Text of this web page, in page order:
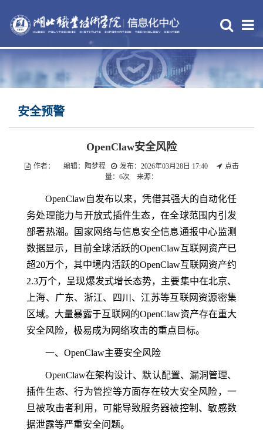
安全预警
OpenClaw安全风险
作者： 编辑：陶梦程 发布：2026年03月28日 17:40
点击
量： 6次 来源：
OpenClaw自发布以来，凭借其强大的自动化任
务处理能力与开放式插件生态，在全球范围内引发
部署热潮。国家网络与信息安全信息通报中心监测
数据显示，目前全球活跃的OpenClaw互联网资产已
超20万个，其中境内活跃的OpenClaw互联网资产约
2.3万个，呈现爆发式增长态势，主要集中在北京、
上海、广东、浙江、四川、江苏等互联网资源密集
区域。大量暴露于互联网的OpenClaw资产存在重大
安全风险，极易成为网络攻击的重点目标。
一、OpenClaw主要安全风险
OpenClaw在架构设计、默认配置、漏洞管理、
插件生态、行为管控等方面存在较大安全风险，一
旦被攻击者利用，可能导致服务器被控制、敏感数
据泄露等严重安全问题。